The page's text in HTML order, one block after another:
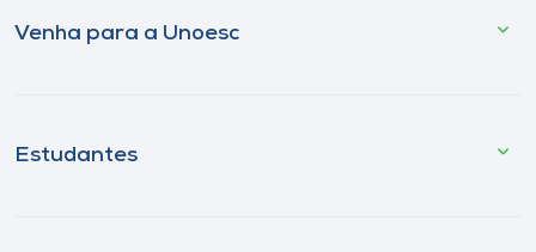
Venha para a Unoesc
Estudantes